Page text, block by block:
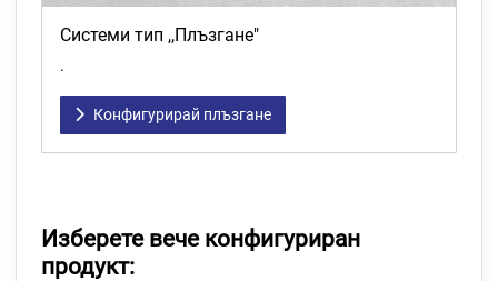
Системи тип ,,Плъзгане"
.
Конфигурирай плъзгане
Изберете вече конфигуриран
продукт: